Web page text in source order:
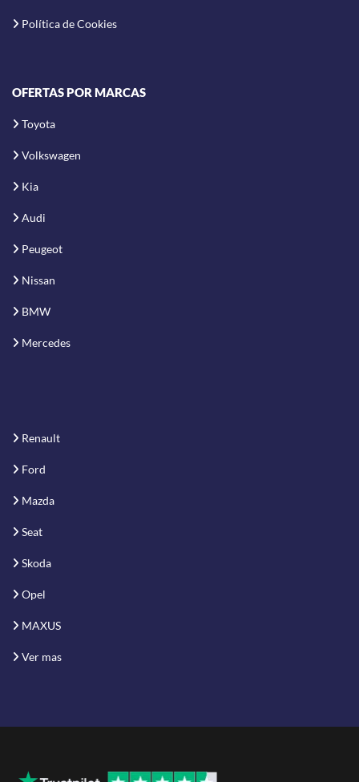
Política de Cookies
OFERTAS POR MARCAS
Toyota
Volkswagen
Kia
Audi
Peugeot
Nissan
BMW
Mercedes
Renault
Ford
Mazda
Seat
Skoda
Opel
MAXUS
Ver mas